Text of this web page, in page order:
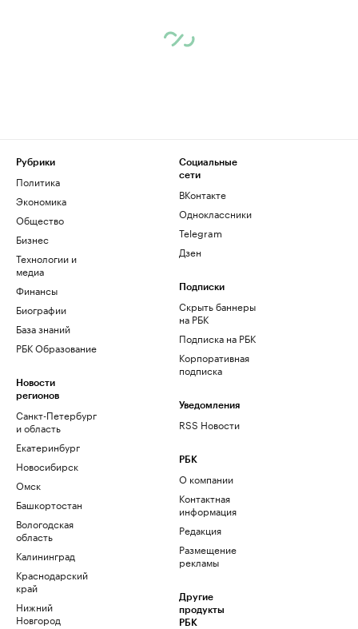
Рубрики
Политика
Экономика
Общество
Бизнес
Технологии и
медиа
Финансы
Биографии
База знаний
РБК Образование
Новости
регионов
Санкт-Петербург
и область
Екатеринбург
Новосибирск
Омск
Башкортостан
Вологодская
область
Калининград
Краснодарский
край
Нижний
Новгород
Социальные
сети
ВКонтакте
Одноклассники
Telegram
Дзен
Подписки
Скрыть баннеры
на РБК
Подписка на РБК
Корпоративная
подписка
Уведомления
RSS Новости
РБК
О компании
Контактная
информация
Редакция
Размещение
рекламы
Другие
продукты
РБК